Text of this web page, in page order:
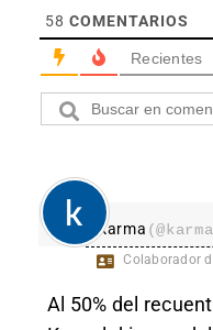
58 COMENTARIOS
Recientes
karma
Colaborador
Al 50% del